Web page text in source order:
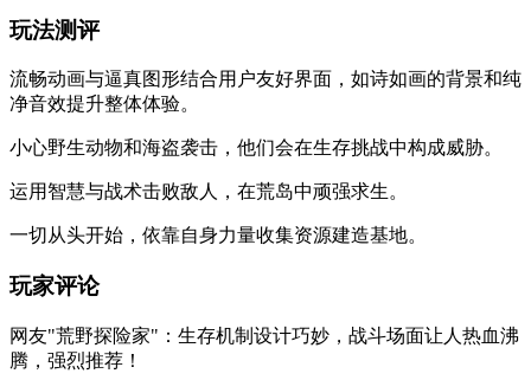
玩法测评
流畅动画与逼真图形结合用户友好界面，如诗如画的背景和纯
净音效提升整体体验。
小心野生动物和海盗袭击，他们会在生存挑战中构成威胁。
运用智慧与战术击败敌人，在荒岛中顽强求生。
一切从头开始，依靠自身力量收集资源建造基地。
玩家评论
网友"荒野探险家"：生存机制设计巧妙，战斗场面让人热血沸
腾，强烈推荐！